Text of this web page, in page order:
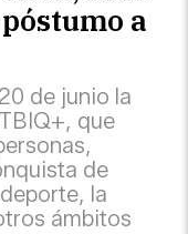
a
de junio la
que
de
la
ámbitos